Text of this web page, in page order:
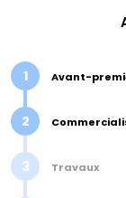
1 Avant-
2
3 Travaux